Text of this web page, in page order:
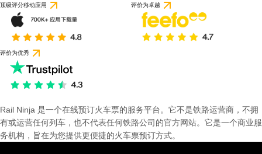
顶级评分移动应用 评价为卓越
评价为优秀
Rail Ninja 是一个在线预订火车票的服务平台。它不是铁路运营商，不拥
有或运营任何列车，也不代表任何铁路公司的官方网站。它是一个商业服
务机构，旨在为您提供更便捷的火车票预订方式。